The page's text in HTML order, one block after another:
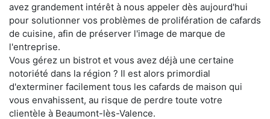
avez grandement intérêt à nous appeler dès aujourd'hui
pour solutionner vos problèmes de prolifération de cafards
de cuisine, afin de préserver l'image de marque de
l'entreprise.
Vous gérez un bistrot et vous avez déjà une certaine
notoriété dans la région ? Il est alors primordial
d'exterminer facilement tous les cafards de maison qui
vous envahissent, au risque de perdre toute votre
clientèle à Beaumont-lès-Valence.